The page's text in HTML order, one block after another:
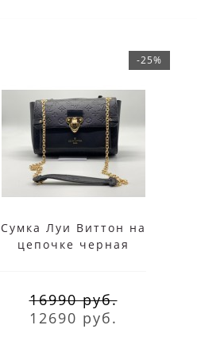
-25%
Сумка Луи Виттон на
цепочке черная
16990 руб.
12690 руб.